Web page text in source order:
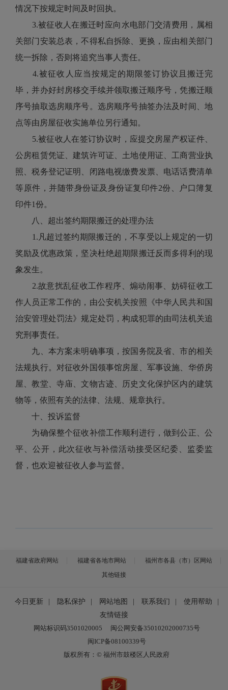
情况下按规定时间及时回执。
3.被征收人在搬迁时应向水电部门交清费用，属相
关部门安装总表，不得私自拆除、更换，应由相关部门
统一拆除，否则将追究当事人责任。
4.被征收人应当按规定的期限签订协议且搬迁完
毕，并办好封房移交手续并领取搬迁顺序号，凭搬迁顺
序号抽取选房顺序号。选房顺序号抽签办法及时间、地
点等由房屋征收实施单位另行通知。
5.被征收人在签订协议时，应提交房屋产权证件、
公房租赁凭证、建筑许可证、土地使用证、工商营业执
照、税务登记证明、闭路电视缴费发票、电话话费清单
等原件，并随带身份证及身份证复印件2份、户口簿复
印件1份。
八、超出签约期限搬迁的处理办法
1.凡超过签约期限搬迁的，不享受以上规定的一切
奖励及优惠政策，坚决杜绝超期限搬迁反而多得利的现
象发生。
2.故意扰乱征收工作程序、煽动闹事、妨碍征收工
作人员正常工作的，由公安机关按照《中华人民共和国
治安管理处罚法》规定处罚，构成犯罪的由司法机关追
究刑事责任。
九、本方案未明确事项，按国务院及省、市的相关
法规执行。对征收外国领事馆房屋、军事设施、华侨房
屋、教堂、寺庙、文物古迹、历史文化保护区内的建筑
物等，依照有关的法律、法规、规章执行。
十、投诉监督
为确保整个征收补偿工作顺利进行，做到公正、公
平、公开，此次征收与补偿活动接受区纪委、监委监
督，也欢迎被征收人参与监督。
福建省政府网站 福建省各地市网站
福州市各县（市）区网站
其他链接
今日更新 隐私保护 网站地图 联系我们 使用帮助
友情链接
网站标识码3501020005
闽公网安备35010202000735号
闽ICP备08100339号
版权所有：© 福州市鼓楼区人民政府